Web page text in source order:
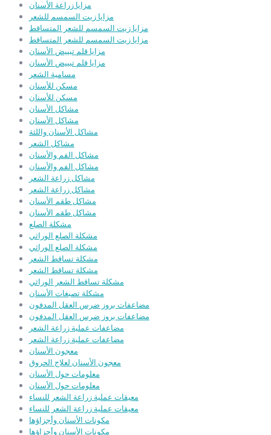
مزايا زراعة الأسنان
مزايا زيت السمسم للشعر
مزايا زيت السمسم للشعر المتساقط
مزايا زيت السمسم للشعر المتساقط
مزايا قلم تبييض الأسنان
مزايا قلم تبييض الأسنان
مسامية الشعر
مسكن للأسنان
مسكن للأسنان
مشاكل الأسنان
مشاكل الأسنان
مشاكل الأسنان واللثة
مشاكل الشعر
مشاكل الفم والأسنان
مشاكل الفم والأسنان
مشاكل زراعة الشعر
مشاكل زراعة الشعر
مشاكل طقم الأسنان
مشاكل طقم الأسنان
مشكلة الصلع
مشكلة الصلع الوراثي
مشكلة الصلع الوراثي
مشكلة تساقط الشعر
مشكلة تساقط الشعر
مشكلة تساقط الشعر الوراثي
مشكلة تصبغات الأسنان
مضاعفات بروز ضرس العقل المدفون
مضاعفات بروز ضرس العقل المدفون
مضاعفات عملية زراعة الشعر
مضاعفات عملية زراعة الشعر
معجون الأسنان
معجون الأسنان لعلاج الحروق
معلومات حول الأسنان
معلومات حول الأسنان
معيقات عملية زراعة الشعر للنساء
معيقات عملية زراعة الشعر للنساء
مكونات الأسنان وأجزاؤها
مكونات الأسنان وأجزاؤها